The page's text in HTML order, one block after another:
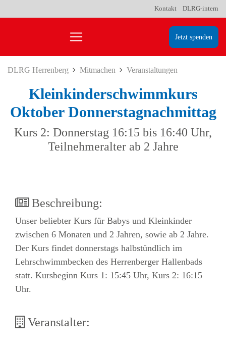
Kontakt DLRG-intern
Jetzt spenden
DLRG Herrenberg Mitmachen Veranstaltungen
Kleinkinderschwimmkurs
Oktober Donnerstagnachmittag
Kurs 2: Donnerstag 16:15 bis 16:40 Uhr,
Teilnehmeralter ab 2 Jahre
Beschreibung:
Unser beliebter Kurs für Babys und Kleinkinder
zwischen 6 Monaten und 2 Jahren, sowie ab 2 Jahre.
Der Kurs findet donnerstags halbstündlich im
Lehrschwimmbecken des Herrenberger Hallenbads
statt. Kursbeginn Kurs 1: 15:45 Uhr, Kurs 2: 16:15
Uhr.
Veranstalter: